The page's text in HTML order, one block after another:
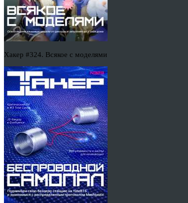
Хакер #324. Всякое с моделями